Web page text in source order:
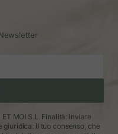
MOI S.L. Finalità: inviare
il tuo consenso, che